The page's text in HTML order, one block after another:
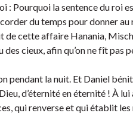
Pourquoi la sentence du roi
du temps pour donner au
de cette affaire Hanania,
cieux, afin qu’on ne fît pas
pendant la nuit. Et Daniel
d’éternité en éternité ! À
qui renverse et qui établit